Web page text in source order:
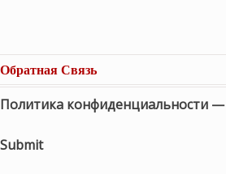
Обратная Связь
Политика конфиденциальности —
Submit